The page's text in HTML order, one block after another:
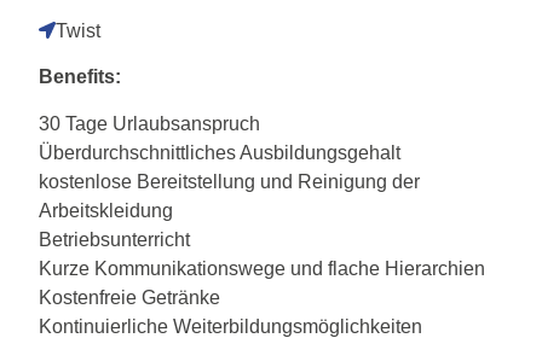
Twist
Benefits:
30 Tage Urlaubsanspruch
Überdurchschnittliches Ausbildungsgehalt
kostenlose Bereitstellung und Reinigung der
Arbeitskleidung
Betriebsunterricht
Kurze Kommunikationswege und flache Hierarchien
Kostenfreie Getränke
Kontinuierliche Weiterbildungsmöglichkeiten